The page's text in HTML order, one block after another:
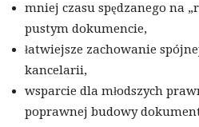
mniej czasu spędzanego na
pustym dokumencie,
łatwiejsze zachowanie
kancelarii,
wsparcie dla młodszych
poprawnej budowy